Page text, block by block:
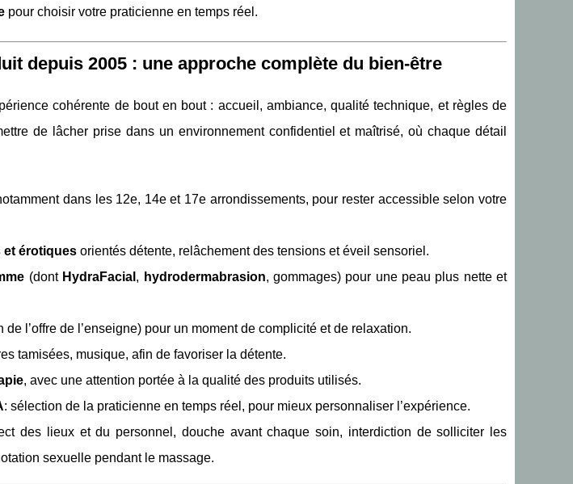
pour choisir votre praticienne en temps réel.
depuis 2005 : une approche complète du bien-être
cohérente de bout en bout : accueil, ambiance, qualité technique, et règles de
de lâcher prise dans un environnement confidentiel et maîtrisé, où chaque détail
dans les 12e, 14e et 17e arrondissements, pour rester accessible selon votre
et érotiques orientés détente, relâchement des tensions et éveil sensoriel.
(dont HydraFacial , hydrodermabrasion, gommages) pour une peau plus nette et
de l’offre de l’enseigne) pour un moment de complicité et de relaxation.
tamisées, musique, afin de favoriser la détente.
, avec une attention portée à la qualité des produits utilisés.
: sélection de la praticienne en temps réel, pour mieux personnaliser l’expérience.
des lieux et du personnel, douche avant chaque soin, interdiction de solliciter les
sexuelle pendant le massage.